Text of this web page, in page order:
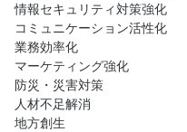
情報セキュリティ対策強化
コミュニケーション活性化
業務効率化
マーケティング強化
防災・災害対策
人材不足解消
地方創生